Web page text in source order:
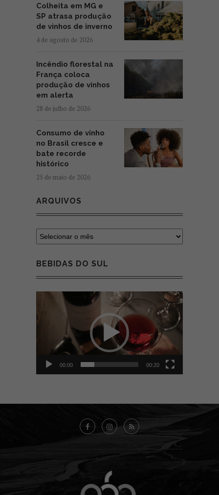
Colheita em MG e
SP atrasa produção
de vinhos de inverno
4 de agosto de 2026
Incêndio florestal na
França coloca
produção de vinhos
em alerta
28 de julho de 2026
Consumo de vinho
no Brasil cresce e
bate recorde
histórico
25 de maio de 2026
ARQUIVOS
BEBIDAS DO SUL
00:00 00:20